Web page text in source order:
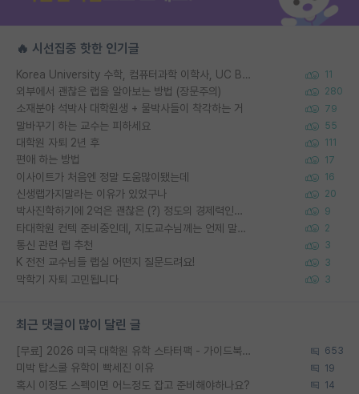
🔥 시선집중 핫한 인기글
Korea University 수학, 컴퓨터과학 이학사, UC Berkeley 산업공학 대학원 공학박사가 되는 것은 쉽지 않겠죠? 11
외부에서 괜찮은 랩을 알아보는 방법 (장문주의) 280
소재분야 석박사 대학원생 + 물박사들이 착각하는 거 79
말바꾸기 하는 교수는 피하세요 55
대학원 자퇴 2년 후 111
편애 하는 방법 17
이사이트가 처음엔 정말 도움많이됐는데 16
신생랩가지말라는 이유가 있었구나 20
박사진학하기에 2억은 괜찮은 (?) 정도의 경제력인가요 9
타대학원 컨텍 준비중인데, 지도교수님께는 언제 말씀드려야 할까요? 2
통신 관련 랩 추천 3
K 전전 교수님들 랩실 어떤지 질문드려요! 3
막학기 자퇴 고민됩니다 3
최근 댓글이 많이 달린 글
[무료] 2026 미국 대학원 유학 스타터팩 - 가이드북 & 합격자 컨택메일 템플릿 653
미박 탑스쿨 유학이 빡세진 이유 19
혹시 이정도 스펙이면 어느정도 잡고 준비해야하나요? 14